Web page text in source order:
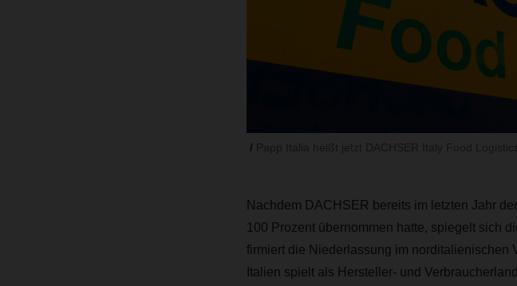
Nachdem DACHSER bereits im letzten Jahr
100 Prozent übernommen hatte, spiegelt sich
firmiert die Niederlassung im norditalienischen
Italien spielt als Hersteller- und